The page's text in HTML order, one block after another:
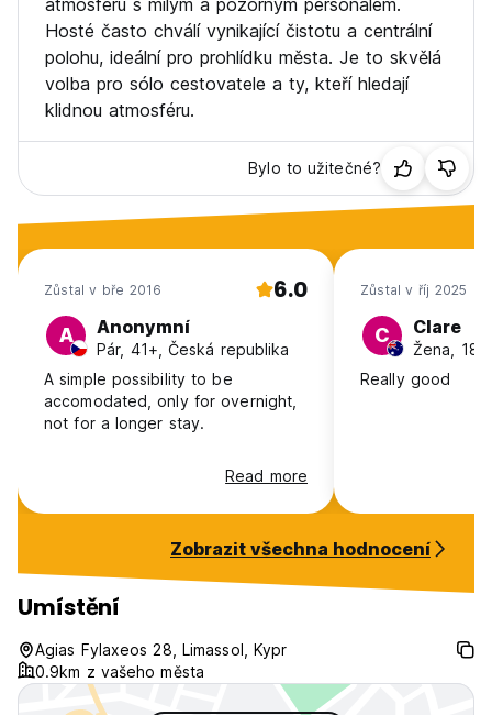
atmosféru s milým a pozorným personálem.
Hosté často chválí vynikající čistotu a centrální
polohu, ideální pro prohlídku města. Je to skvělá
volba pro sólo cestovatele a ty, kteří hledají
klidnou atmosféru.
Bylo to užitečné?
Zůstal v bře 2016 6.0
A Anonymní
Pár, 41+, Česká republika
A simple possibility to be
accomodated, only for overnight,
not for a longer stay.
Read more
Zůstal v říj 2025
C Clare
Žena, 18-
Really good
Zobrazit všechna hodnocení
Umístění
Agias Fylaxeos 28, Limassol, Kypr
0.9km z vašeho města